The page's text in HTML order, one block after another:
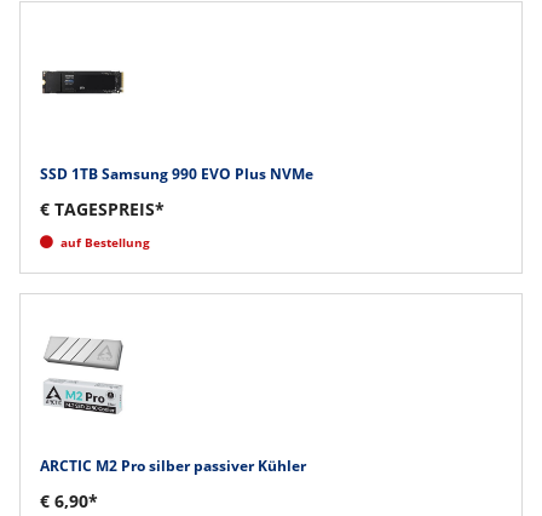
SSD 1TB Samsung 990 EVO Plus NVMe
€ TAGESPREIS*
auf Bestellung
ARCTIC M2 Pro silber passiver Kühler
€ 6,90*